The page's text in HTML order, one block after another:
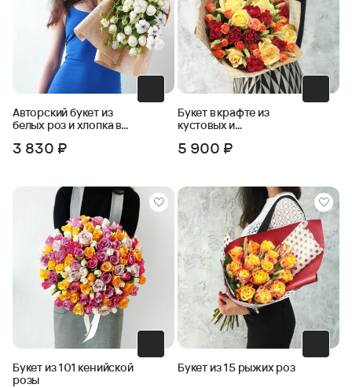
Авторский букет из
белых роз и хлопка в
3 830 ₽
Букет в крафте из
кустовых и
пшеницей
5 900 ₽
Букет из 101 кенийской
розы
Букет из 15 рыжих роз